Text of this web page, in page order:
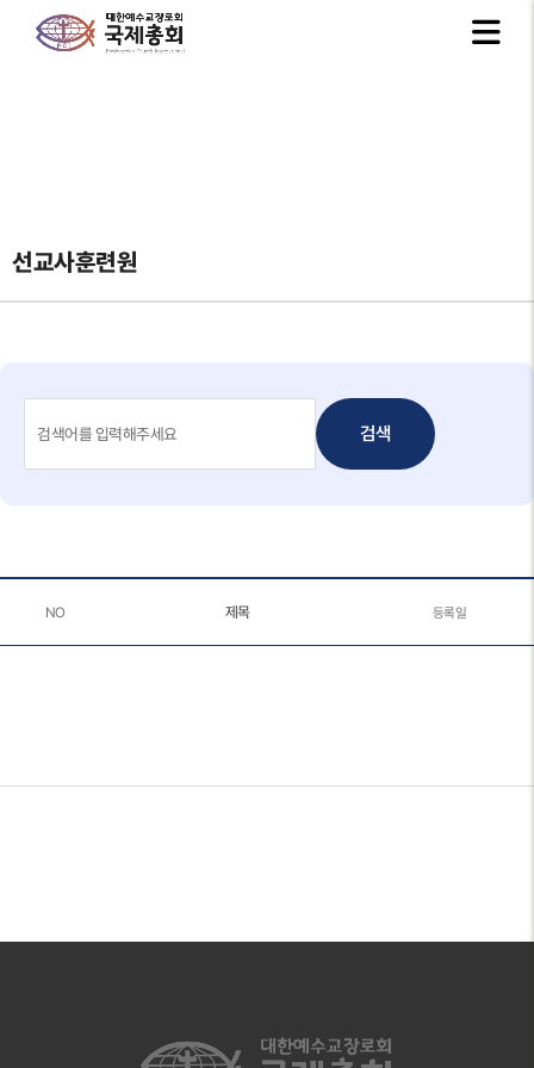
선교사훈련원
검색
NO 제목 등록일